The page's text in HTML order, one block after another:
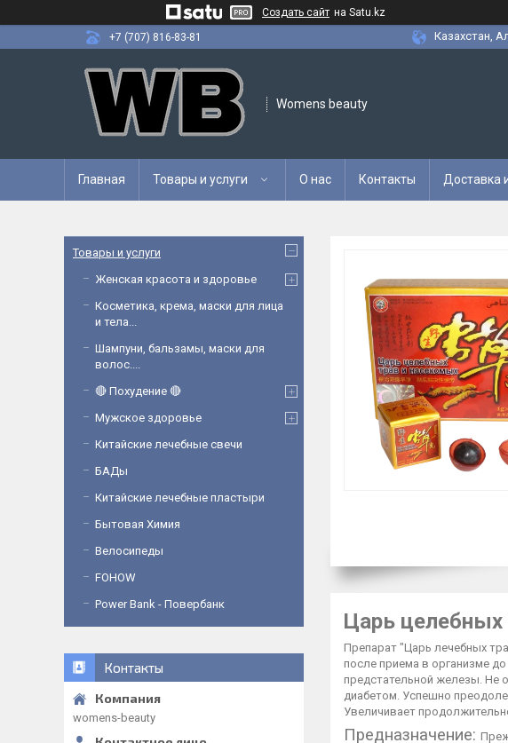
Создать сайт на Satu.kz
+7 (707) 816-83-81
Казахстан,
Womens beauty
Главная Товары и услуги О нас Контакты Доставка
Царь
Препарат "Царь лечебных
после приема в организме
предстательной железы. Не
диабетом. Успешно
Увеличивает
Предназначение:
Товары и услуги
Женская красота и здоровье
Косметика, крема, маски для лица
и тела...
Шампуни, бальзамы, маски для
волос....
🔴 Похудение 🔴
Мужское здоровье
Китайские лечебные свечи
БАДы
Китайские лечебные пластыри
Бытовая Химия
Велосипеды
FOHOW
Power Bank - Повербанк
Контакты
womens-beauty